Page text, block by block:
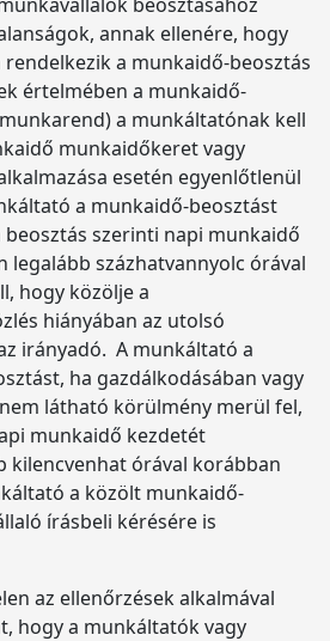
annak ellenére, hogy
a munkaidő-beosztás
értelmében a munkaidő-
a munkáltatónak kell
munkaidőkeret vagy
esetén egyenlőtlenül
a munkaidő-beosztást
beosztás szerinti napi munkaidő
legalább százhatvannyolc órával
hogy közölje a
hiányában az utolsó
irányadó. A munkáltató a
ha gazdálkodásában vagy
látható körülmény merül fel,
munkaidő kezdetét
kilencvenhat órával korábban
a közölt munkaidő-
írásbeli kérésére is
az ellenőrzések alkalmával
hogy a munkáltatók vagy